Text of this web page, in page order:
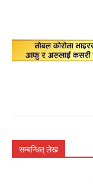
सम्बन्धित् लेख